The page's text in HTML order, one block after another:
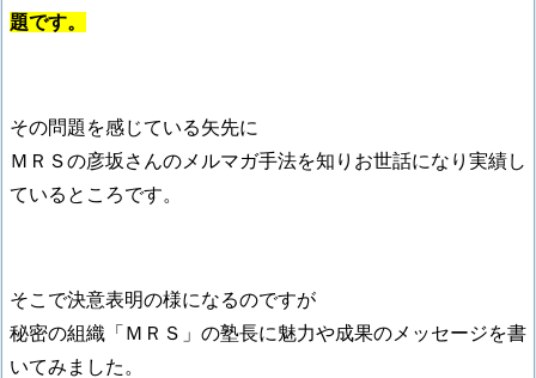
題です。
その問題を感じている矢先に
ＭＲＳの彦坂さんのメルマガ手法を知りお世話になり実績し
ているところです。
そこで決意表明の様になるのですが
秘密の組織「ＭＲＳ」の塾長に魅力や成果のメッセージを書
いてみました。